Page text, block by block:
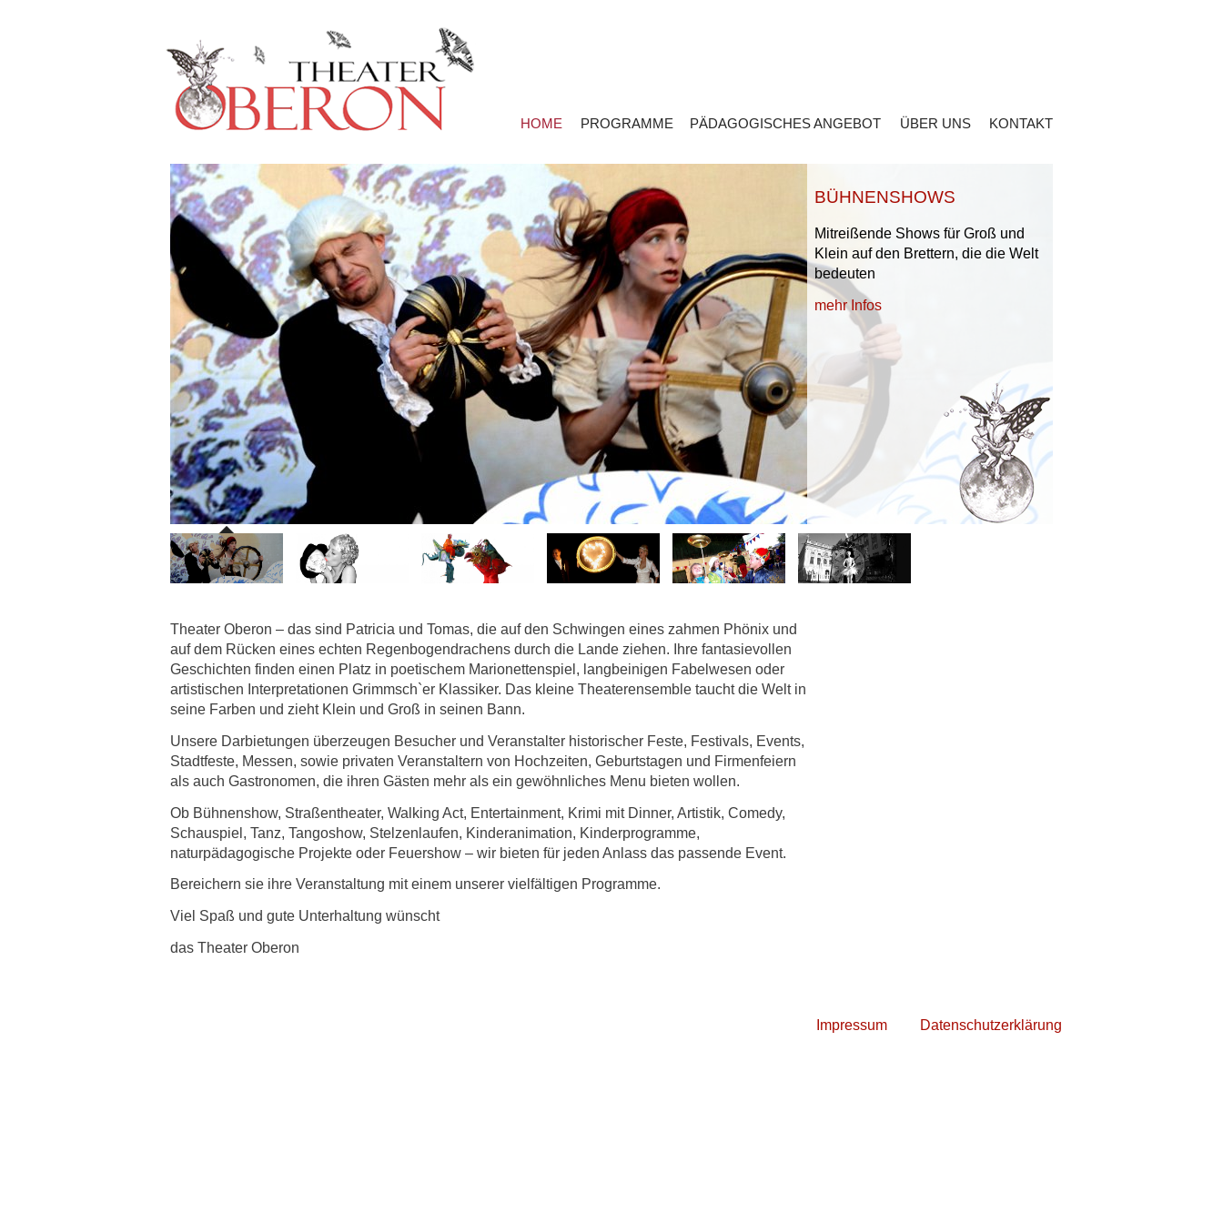
HOME PROGRAMME PÄDAGOGISCHES ANGEBOT ÜBER UNS KONTAKT
BÜHNENSHOWS
Mitreißende Shows für Groß und
Klein auf den Brettern, die die Welt
bedeuten
mehr Infos
Theater Oberon – das sind Patricia und Tomas, die auf den Schwingen eines zahmen Phönix und
auf dem Rücken eines echten Regenbogendrachens durch die Lande ziehen. Ihre fantasievollen
Geschichten finden einen Platz in poetischem Marionettenspiel, langbeinigen Fabelwesen oder
artistischen Interpretationen Grimmsch`er Klassiker. Das kleine Theaterensemble taucht die Welt in
seine Farben und zieht Klein und Groß in seinen Bann.
Unsere Darbietungen überzeugen Besucher und Veranstalter historischer Feste, Festivals, Events,
Stadtfeste, Messen, sowie privaten Veranstaltern von Hochzeiten, Geburtstagen und Firmenfeiern
als auch Gastronomen, die ihren Gästen mehr als ein gewöhnliches Menu bieten wollen.
Ob Bühnenshow, Straßentheater, Walking Act, Entertainment, Krimi mit Dinner, Artistik, Comedy,
Schauspiel, Tanz, Tangoshow, Stelzenlaufen, Kinderanimation, Kinderprogramme,
naturpädagogische Projekte oder Feuershow – wir bieten für jeden Anlass das passende Event.
Bereichern sie ihre Veranstaltung mit einem unserer vielfältigen Programme.
Viel Spaß und gute Unterhaltung wünscht
das Theater Oberon
Impressum Datenschutzerklärung